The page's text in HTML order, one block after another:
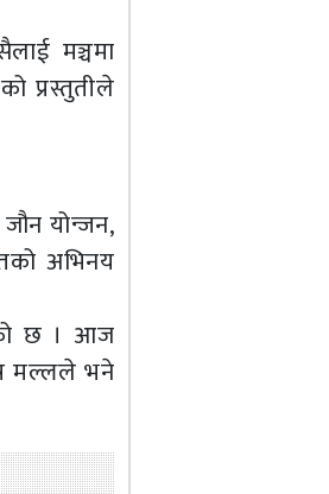
मञ्चमा
प्रस्तुतीले
योन्जन,
अभिनय
छ । आज
मल्लले भने